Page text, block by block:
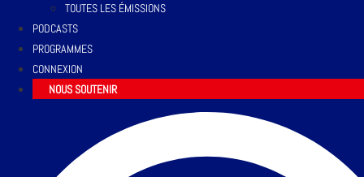
TOUTES LES ÉMISSIONS
PODCASTS
PROGRAMMES
CONNEXION
NOUS SOUTENIR